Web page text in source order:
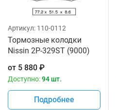
Артикул: 110-0112
Тормозные колодки
Nissin 2P-329ST (9000)
от 5 880 ₽
Доступно:94 шт.
Подробнее